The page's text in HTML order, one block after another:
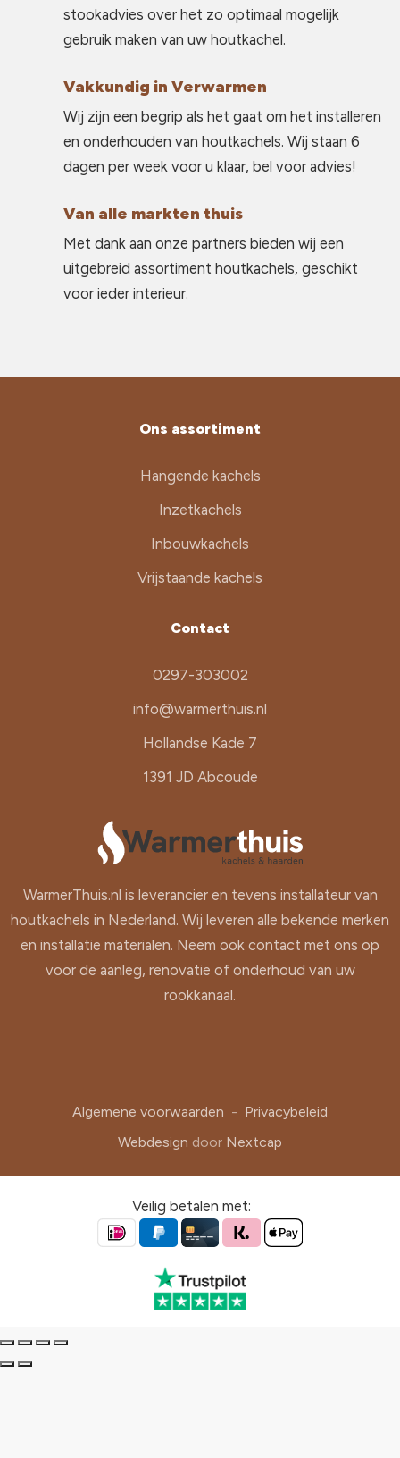
stookadvies over het zo optimaal mogelijk
gebruik maken van uw houtkachel.
Vakkundig in Verwarmen
Wij zijn een begrip als het gaat om het installeren
en onderhouden van houtkachels. Wij staan 6
dagen per week voor u klaar, bel voor advies!
Van alle markten thuis
Met dank aan onze partners bieden wij een
uitgebreid assortiment houtkachels, geschikt
voor ieder interieur.
Ons assortiment
Hangende kachels
Inzetkachels
Inbouwkachels
Vrijstaande kachels
Contact
0297-303002
info@warmerthuis.nl
Hollandse Kade 7
1391 JD Abcoude
WarmerThuis.nl is leverancier en tevens installateur van
houtkachels in Nederland. Wij leveren alle bekende merken
en installatie materialen. Neem ook contact met ons op
voor de aanleg, renovatie of onderhoud van uw
rookkanaal.
Algemene voorwaarden - Privacybeleid
Webdesign door Nextcap
Veilig betalen met: